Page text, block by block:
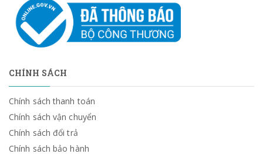
CHÍNH SÁCH
Chính sách thanh toán
Chính sách vận chuyển
Chính sách đổi trả
Chính sách bảo hành